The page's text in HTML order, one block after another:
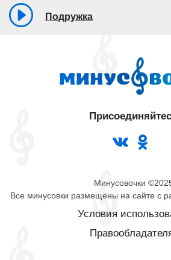
Подружка
Минусовочки
Все минусовки размещены на сайте с
Условия